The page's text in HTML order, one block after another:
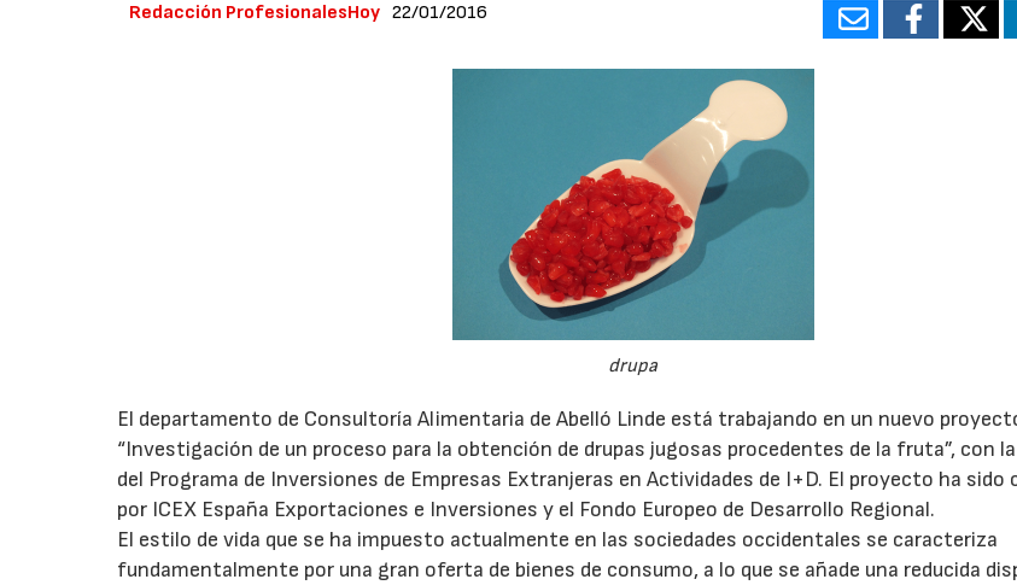
Redacción ProfesionalesHoy 22/01/2016
drupa
El departamento de Consultoría Alimentaria de Abelló Linde está trabajando en un nuevo
“Investigación de un proceso para la obtención de drupas jugosas procedentes de la fruta”, con
del Programa de Inversiones de Empresas Extranjeras en Actividades de I+D. El proyecto ha sido
por ICEX España Exportaciones e Inversiones y el Fondo Europeo de Desarrollo Regional.
El estilo de vida que se ha impuesto actualmente en las sociedades occidentales se caracteriza
fundamentalmente por una gran oferta de bienes de consumo, a lo que se añade una reducida